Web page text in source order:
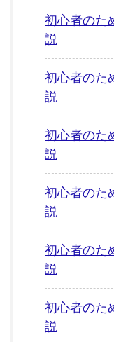
初心者の
説
初心者の
説
初心者の
説
初心者の
説
初心者の
説
初心者の
説